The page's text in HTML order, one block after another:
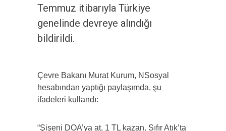
Temmuz itibarıyla Türkiye
genelinde devreye alındığı
bildirildi.
Çevre Bakanı Murat Kurum, NSosyal
hesabından yaptığı paylaşımda, şu
ifadeleri kullandı:
“Şişeni DOA’ya at, 1 TL kazan. Sıfır Atık’ta